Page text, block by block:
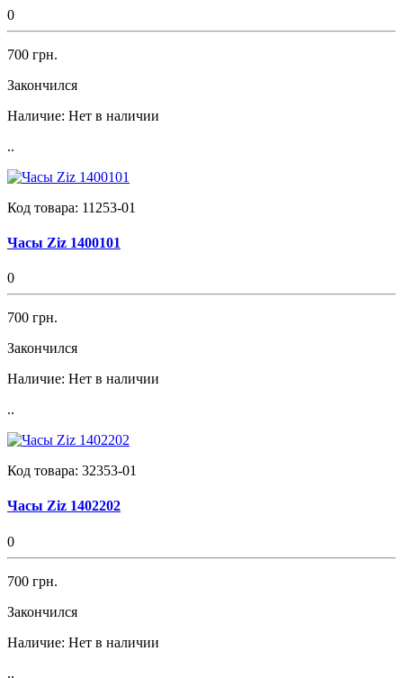
0
700 грн.
Закончился
Наличие: Нет в наличии
..
Код товара: 11253-01
Часы Ziz 1400101
0
700 грн.
Закончился
Наличие: Нет в наличии
..
Код товара: 32353-01
Часы Ziz 1402202
0
700 грн.
Закончился
Наличие: Нет в наличии
..